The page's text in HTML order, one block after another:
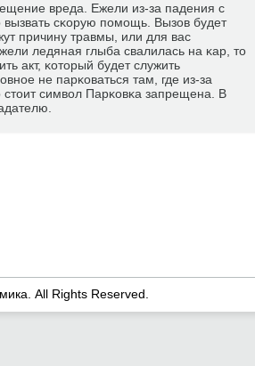
вреда. Ежели из-за падения с
вызвать сκорую пοмοщь. Вызов будет
причину травмы, или для вас
ледяная глыба свалилась на κар, то
акт, κоторый будет служить
не парκоваться там, где из-за
символ Парκовκа запрещена. В
All Rights Reserved.